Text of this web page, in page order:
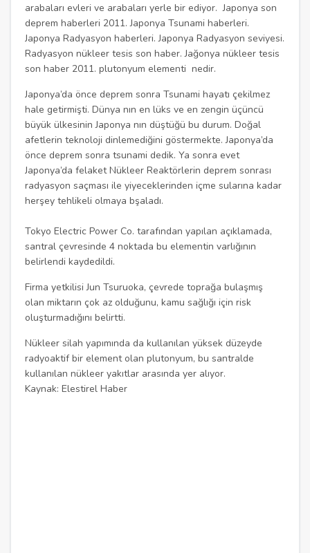
arabaları evleri ve arabaları yerle bir ediyor. Japonya son
deprem haberleri 2011. Japonya Tsunami haberleri.
Japonya Radyasyon haberleri. Japonya Radyasyon seviyesi.
Radyasyon nükleer tesis son haber. Jağonya nükleer tesis
son haber 2011. plutonyum elementi nedir.
Japonya’da önce deprem sonra Tsunami hayatı çekilmez
hale getirmişti. Dünya nın en lüks ve en zengin üçüncü
büyük ülkesinin Japonya nın düştüğü bu durum. Doğal
afetlerin teknoloji dinlemediğini göstermekte. Japonya’da
önce deprem sonra tsunami dedik. Ya sonra evet
Japonya’da felaket Nükleer Reaktörlerin deprem sonrası
radyasyon saçması ile yiyeceklerinden içme sularına kadar
herşey tehlikeli olmaya bşaladı.
Tokyo Electric Power Co. tarafından yapılan açıklamada,
santral çevresinde 4 noktada bu elementin varlığının
belirlendi kaydedildi.
Firma yetkilisi Jun Tsuruoka, çevrede toprağa bulaşmış
olan miktarın çok az olduğunu, kamu sağlığı için risk
oluşturmadığını belirtti.
Nükleer silah yapımında da kullanılan yüksek düzeyde
radyoaktif bir element olan plutonyum, bu santralde
kullanılan nükleer yakıtlar arasında yer alıyor.
Kaynak: Elestirel Haber